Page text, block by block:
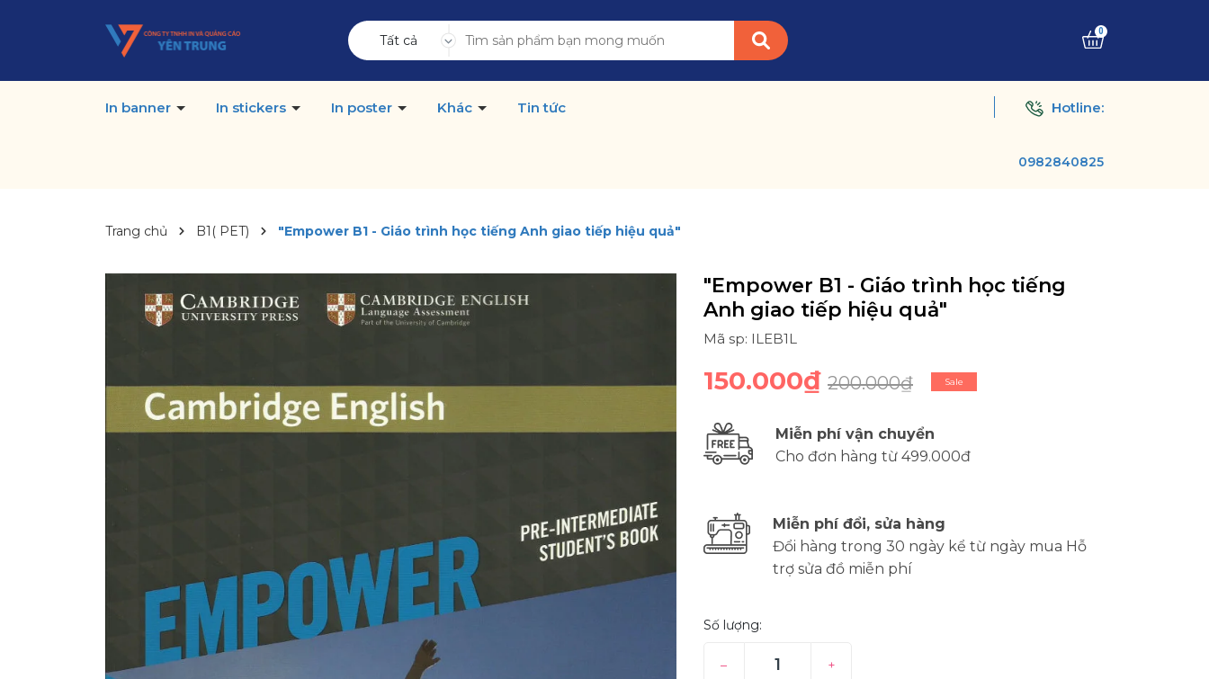
Tất cả
0
In banner In stickers In poster Khác Tin tức Hotline:
0982840825
Trang chủ B1( PET) "Empower B1 - Giáo trình học tiếng Anh giao tiếp hiệu quả"
"Empower B1 - Giáo trình học tiếng
Anh giao tiếp hiệu quả"
Mã sp: ILEB1L
150.000₫ 200.000₫ Sale
Miễn phí vận chuyển
Cho đơn hàng từ 499.000đ
Miễn phí đổi, sửa hàng
Đổi hàng trong 30 ngày kể từ ngày mua Hỗ
trợ sửa đồ miễn phí
Số lượng:
– +